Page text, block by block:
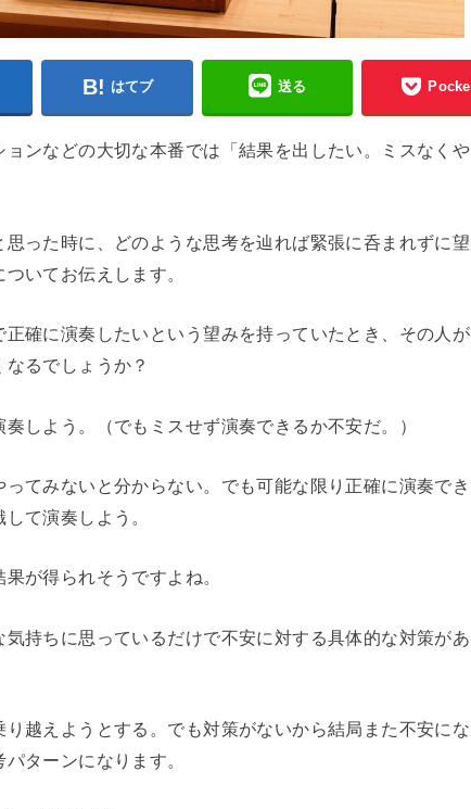
はてブ 送る
ンなどの大切な本番では「結果を出したい。ミスなく
った時に、どのような思考を辿れば緊張に呑まれずに
いてお伝えします。
確に演奏したいという望みを持っていたとき、その人
るでしょうか？
しよう。（でもミスせず演奏できるか不安だ。）
てみないと分からない。でも可能な限り正確に演奏でき
て演奏しよう。
が得られそうですよね。
持ちに思っているだけで不安に対する具体的な対策があ
越えようとする。でも対策がないから結局また不安にな
ターンになります。